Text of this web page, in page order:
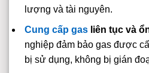
lượng và tài nguyên.
Cung cấp gasliên tục và
nghiệp đảm bảo gas được
bị sử dụng, không bị gián